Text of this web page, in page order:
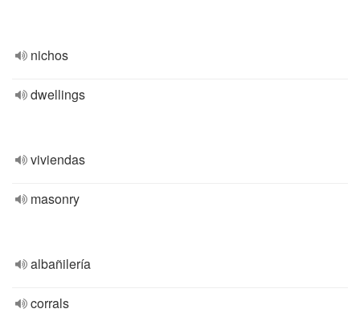
nichos
dwellings
viviendas
masonry
albañilería
corrals